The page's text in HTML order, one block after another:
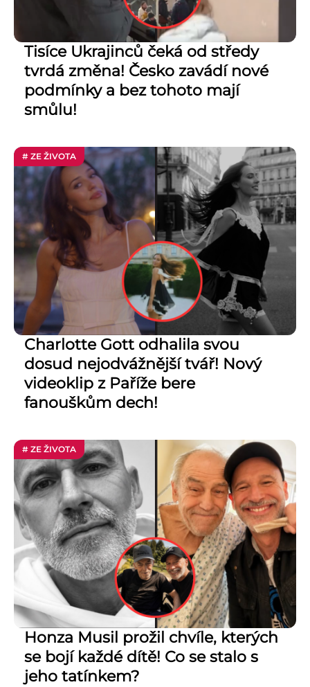
Tisíce Ukrajinců čeká od středy
tvrdá změna! Česko zavádí nové
podmínky a bez tohoto mají
smůlu!
# ZE ŽIVOTA
Charlotte Gott odhalila svou
dosud nejodvážnější tvář! Nový
videoklip z Paříže bere
fanouškům dech!
# ZE ŽIVOTA
Honza Musil prožil chvíle, kterých
se bojí každé dítě! Co se stalo s
jeho tatínkem?